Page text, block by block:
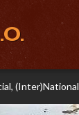
(Inter)National